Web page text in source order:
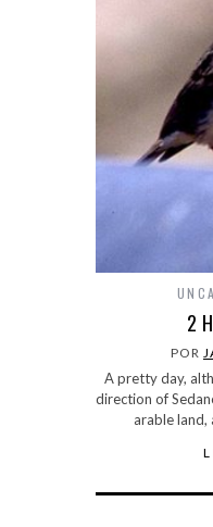
2
POR
A pretty day,
direction of
arable land,